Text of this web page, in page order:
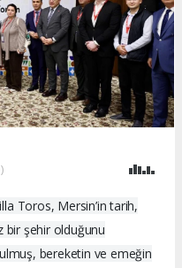
Toros, Mersin’in tarih,
bir şehir olduğunu
bereketin ve emeğin